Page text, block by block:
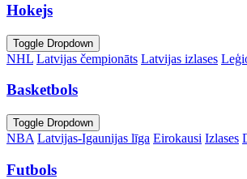
Hokejs
Toggle Dropdown
NHL Latvijas čempionāts Latvijas izlases
Basketbols
Toggle Dropdown
NBA Latvijas-Igaunijas līga Eirokausi Izlases
Futbols